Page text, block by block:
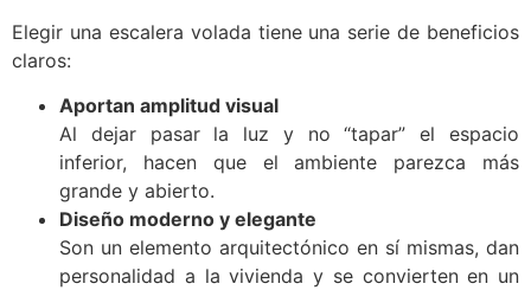
Elegir una escalera volada tiene una serie de beneficios
claros:
Aportan amplitud visual
Al dejar pasar la luz y no “tapar” el espacio
inferior, hacen que el ambiente parezca más
grande y abierto.
Diseño moderno y elegante
Son un elemento arquitectónico en sí mismas, dan
personalidad a la vivienda y se convierten en un